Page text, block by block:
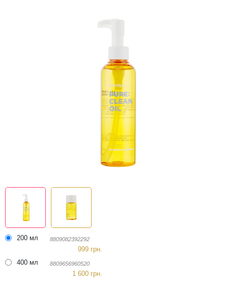
200 мл 8809082392292
999 грн.
400 мл
8809656960520
1 600 грн.